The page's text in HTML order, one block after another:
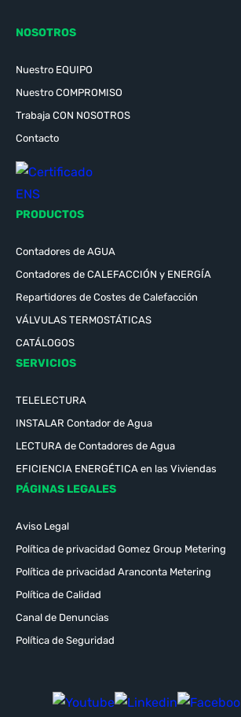
NOSOTROS
Nuestro EQUIPO
Nuestro COMPROMISO
Trabaja CON NOSOTROS
Contacto
PRODUCTOS
Contadores de AGUA
Contadores de CALEFACCIÓN y ENERGÍA
Repartidores de Costes de Calefacción
VÁLVULAS TERMOSTÁTICAS
CATÁLOGOS
SERVICIOS
TELELECTURA
INSTALAR Contador de Agua
LECTURA de Contadores de Agua
EFICIENCIA ENERGÉTICA en las Viviendas
PÁGINAS LEGALES
Aviso Legal
Política de privacidad Gomez Group Metering
Política de privacidad Aranconta Metering
Política de Calidad
Canal de Denuncias
Política de Seguridad